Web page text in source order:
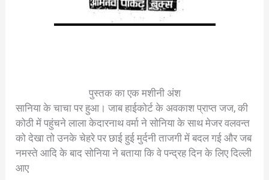
पुस्तक का एक मशीनी अंश
सानिया के चाचा पर हुआ। जाब हाईकोर्ट के अवकाश प्राप्त जज, की
कोठी में पहुंचने लाला केदारनाथ वर्मा ने सोनिया के साथ मेजर वलवन्त
को देखा तो उनके चेहरे पर छाई हुई मुर्दनी ताजगी में बदल गई और जब
नमस्ते आदि के बाद सोनिया ने बताया कि वे पन्द्रह दिन के लिए दिल्ली
आए